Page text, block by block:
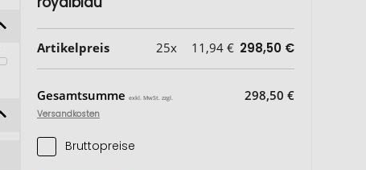
Artikelpreis 25x 11,94 € 298,50 €
Gesamtsumme exkl. MwSt. zzgl.
Versandkosten
298,50 €
Bruttopreise